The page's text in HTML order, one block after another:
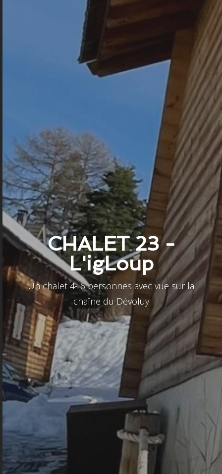
CHALET 23 -
L'igLoup
Un chalet 4- 6 personnes avec vue sur la
chaîne du Dévoluy